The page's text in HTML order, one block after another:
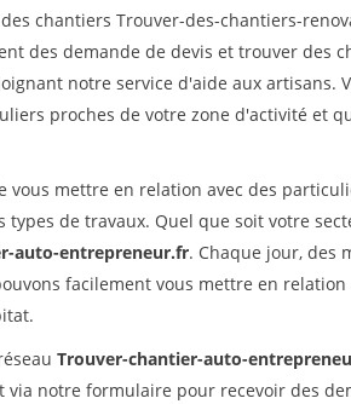
chantiers Trouver-des-chantiers-
des demande de devis et trouver des
notre service d'aide aux artisans.
proches de votre zone d'activité et
vous mettre en relation avec des
types de travaux. Quel que soit votre
auto-entrepreneur.fr. Chaque jour, des
facilement vous mettre en
Trouver-chantier-auto-
notre formulaire pour recevoir des